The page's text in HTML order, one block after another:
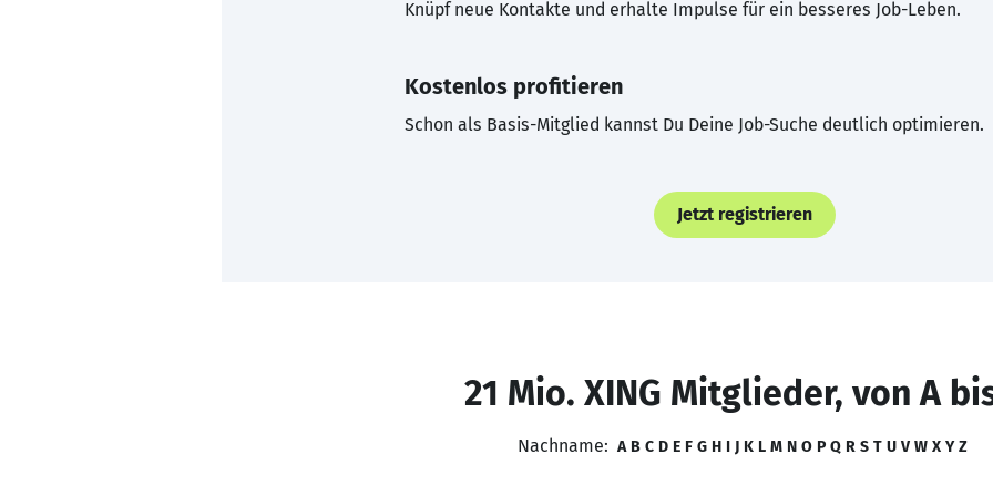
Knüpf neue Kontakte und erhalte Impulse für ein besseres Job-Leben.
Kostenlos profitieren
Schon als Basis-Mitglied kannst Du Deine Job-Suche deutlich optimieren.
Jetzt registrieren
21 Mio. XING Mitglieder, von A
Nachname: A B C D E F G H I J K L M N O P Q R S T U V W X Y Z